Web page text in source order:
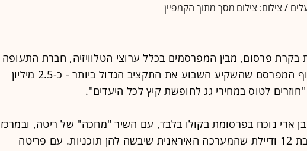
/ צילום: צילום מסך מתוך הקמפיין
בקרת פרסום, מבין המפרסמים בכלל ערוצי הטלוויזיה, חברת התעופה
אל על היא הגוף המפרסם שהשקיע השבוע את התקציב הגדול ביותר - כ-2.5 מיליון
לטוס במחירי גג לחופשת קיץ לכל היעדים".
בן ארי נוכח בפרסומת בקולו בלבד, עם השיר "מחכה" של ריטה, ובמרכז
נמצאות ילדה בת 12 ודיילת שהמערכה האיראנית שיבשה להן תוכניות. עם פריטה